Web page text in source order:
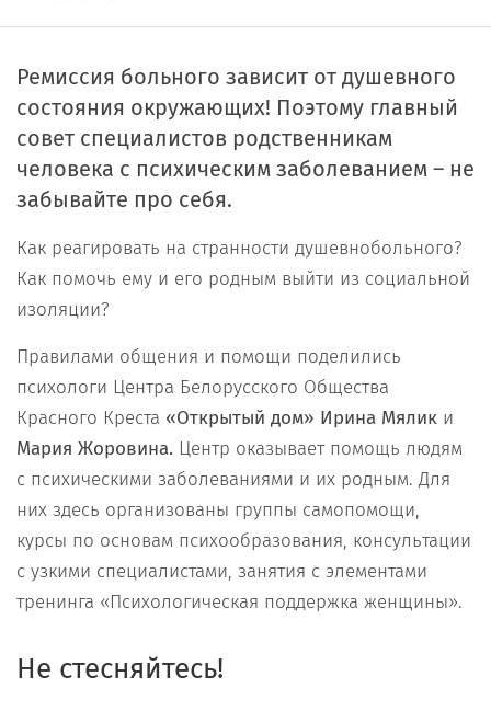
Ремиссия больного зависит от душевного
состояния окружающих! Поэтому главный
совет специалистов родственникам
человека с психическим заболеванием – не
забывайте про себя.
Как реагировать на странности душевнобольного?
Как помочь ему и его родным выйти из социальной
изоляции?
Правилами общения и помощи поделились
психологи Центра Белорусского Общества
Красного Креста «Открытый дом» Ирина Мялик и
Мария Жоровина. Центр оказывает помощь людям
с психическими заболеваниями и их родным. Для
них здесь организованы группы самопомощи,
курсы по основам психообразования, консультации
с узкими специалистами, занятия с элементами
тренинга «Психологическая поддержка женщины».
Не стесняйтесь!